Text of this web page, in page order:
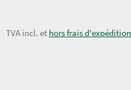
6,50 €
TVA incl. et hors frais d'expédition